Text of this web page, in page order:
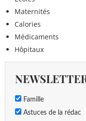
Maternités
Calories
Médicaments
Hôpitaux
Famille
Astuces de la rédac